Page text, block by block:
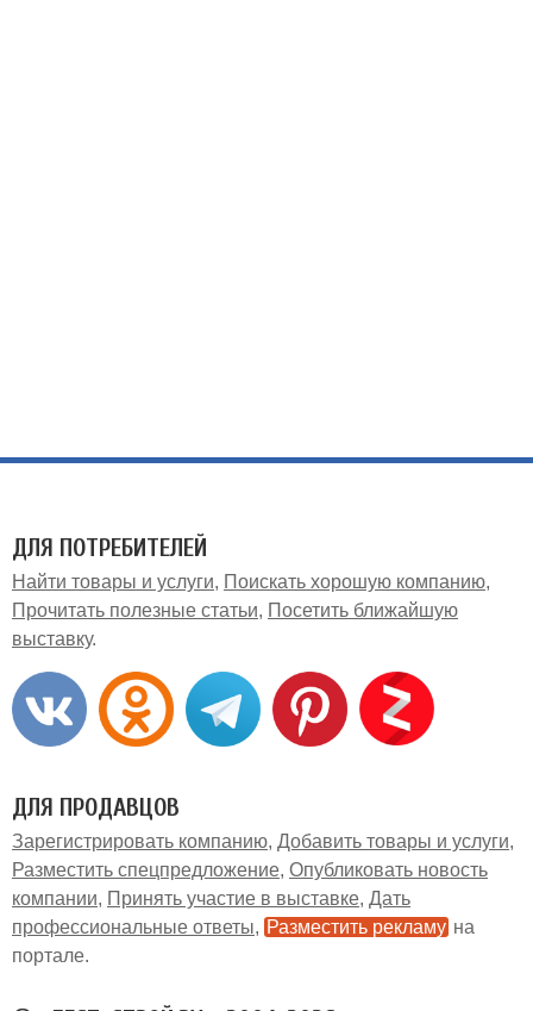
ДЛЯ ПОТРЕБИТЕЛЕЙ
Найти товары и услуги
Поискать хорошую компанию
Прочитать полезные статьи
Посетить ближайшую
выставку
ДЛЯ ПРОДАВЦОВ
Зарегистрировать компанию Добавить товары и услуги
Разместить спецпредложение Опубликовать новость
компании
Принять участие в выставке Дать
профессиональные ответы
Разместить рекламу на
портале